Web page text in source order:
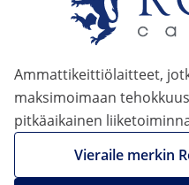
Ammattikeittiölaitteet,
maksimoimaan
pitkäaikainen
Vieraile merkin